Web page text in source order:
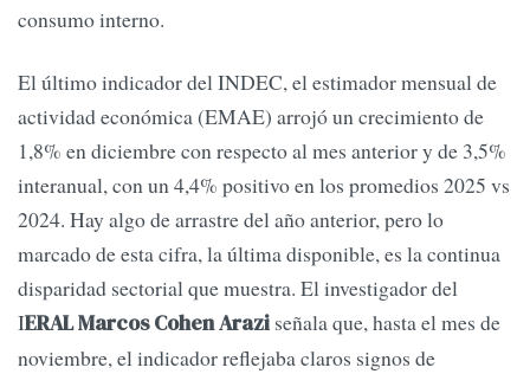
consumo interno.
El último indicador del INDEC, el estimador mensual de
actividad económica (EMAE) arrojó un crecimiento de
1,8% en diciembre con respecto al mes anterior y de 3,5%
interanual, con un 4,4% positivo en los promedios 2025 vs
2024. Hay algo de arrastre del año anterior, pero lo
marcado de esta cifra, la última disponible, es la continua
disparidad sectorial que muestra. El investigador del
IERAL Marcos Cohen Arazi señala que, hasta el mes de
noviembre, el indicador reflejaba claros signos de